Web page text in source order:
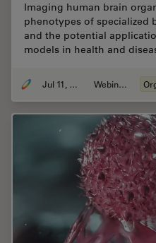
Imaging human brain
phenotypes of specialized
and the potential
models in health and
Jul 11, 2023 Webinaire